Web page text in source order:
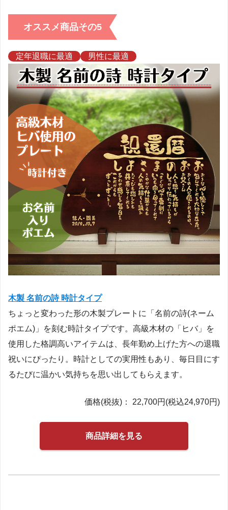
オススメ商品その5
定年退職に最適 男性に最適
木製 名前の詩 時計タイプ
ちょっと変わった形の木製プレートに「名前の詩(ネーム
ポエム)」を刻む時計タイプです。高級木材の「ヒバ」を
使用した格調高いアイテムは、長年勤め上げた方への退職
祝いにぴったり。時計としての実用性もあり、毎日目にす
るたびに温かい気持ちを思い出してもらえます。
価格(税抜)： 22,700円(税込24,970円)
商品詳細を見る